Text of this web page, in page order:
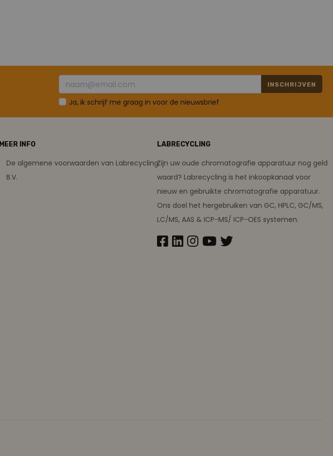
INSCHRIJVEN
Ja, ik schrijf me graag in voor de nieuwsbrief
MEER INFO
De algemene voorwaarden van Labrecycling
B.V.
LABRECYCLING
Zijn uw oude chromatografie apparatuur nog geld
waard? Labrecycling is het inkoopkanaal voor
nieuw en gebruikte chromatografie apparatuur.
Ons doel het hergebruiken van GC, HPLC, GC/MS,
LC/MS, AAS & ICP-MS/ ICP-OES systemen.